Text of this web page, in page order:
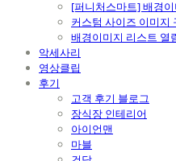
[퍼니처스마트] 배경
커스텀 사이즈 이미지
배경이미지 리스트 열
악세사리
영상클립
후기
고객 후기 블로그
장식장 인테리어
아이언맨
마블